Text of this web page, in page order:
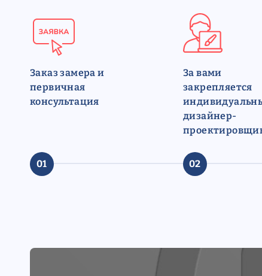
Заказ замера и
первичная
консультация
01
За вами
закрепляется
дизайнер-
02